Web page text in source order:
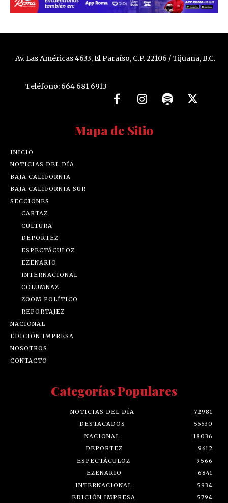
Av. Las Américas 4633, El Paraíso, C.P. 22106 / Tijuana, B.C.
Teléfono: 664 681 6913
Mapa de Sitio
INICIO
NOTICIAS DEL DÍA
BAJA CALIFORNIA
BAJA CALIFORNIA SUR
SECCIONES
CARTAZ
CULTURA
DEPORTEZ
ESPECTÁCULOZ
EZENARIO
INTERNACIONAL
COLUMNAZ
ZOOM POLÍTICO
REPORTAJEZ
NACIONAL
EDICIÓN IMPRESA
NOSOTROS
CONTACTO
Categorías Populares
NOTICIAS DEL DÍA
72981
DESTACADOS
55530
NACIONAL
18036
DEPORTEZ
9612
ESPECTÁCULOZ
9566
EZENARIO
6841
INTERNACIONAL
5934
EDICIÓN IMPRESA
5794